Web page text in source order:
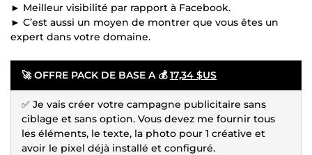
► Meilleur visibilité par rapport à Facebook.
► C’est aussi un moyen de montrer que vous êtes un
expert dans votre domaine.
🚀OFFRE PACK DE BASE A 💰17,34 $US
✅ Je vais créer votre campagne publicitaire sans
ciblage et sans option. Vous devez me fournir tous
les éléments, le texte, la photo pour 1 créative et
avoir le pixel déjà installé et configuré.